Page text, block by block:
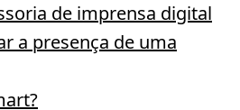
de imprensa digital
a presença de uma